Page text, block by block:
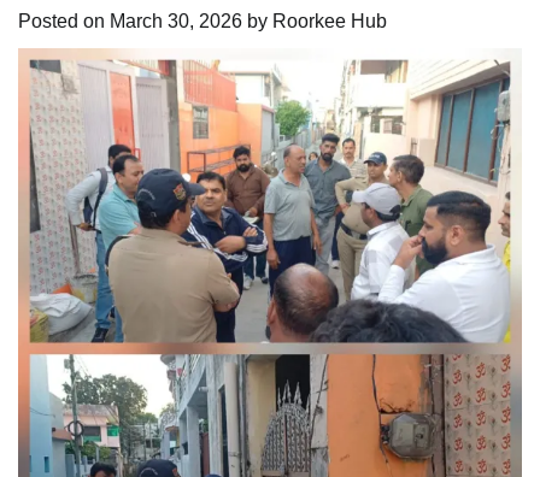
Posted on March 30, 2026 by Roorkee Hub